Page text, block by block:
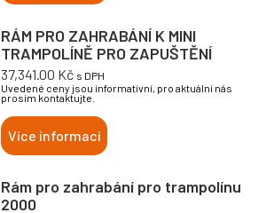
RÁM PRO ZAHRABÁNÍ K MINI
TRAMPOLÍNĚ PRO ZAPUŠTĚNÍ
37,341.00 Kč s DPH
Uvedené ceny jsou informativní, pro aktuální nás
prosím kontaktujte.
Více informací
Rám pro zahrabání pro trampolínu
2000